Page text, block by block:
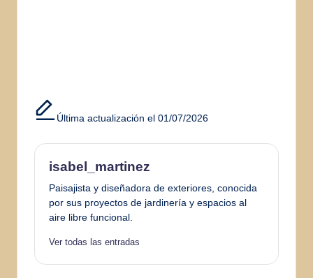
Última actualización el 01/07/2026
isabel_martinez
Paisajista y diseñadora de exteriores, conocida
por sus proyectos de jardinería y espacios al
aire libre funcional.
Ver todas las entradas